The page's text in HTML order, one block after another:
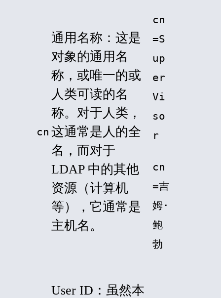
cn
通用名称：这是
对象的通用名
称，或唯一的或
人类可读的名
称。对于人类，
这通常是人的全
名，而对于
LDAP 中的其他
资源（计算机
等），它通常是
主机名。
cn
=S
up
er
Vi
so
r
cn
=吉
姆·
鲍
勃
User ID：虽然本